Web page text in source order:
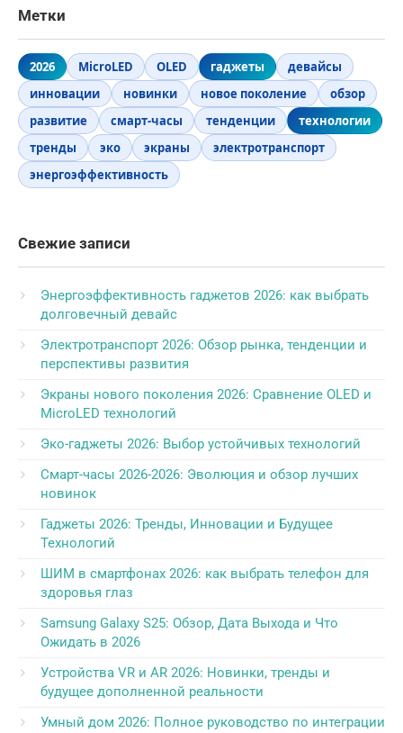
Метки
2026 MicroLED OLED гаджеты
девайсы
инновации
новинки новое поколение
обзор
развитие
смарт-часы тенденции
технологии
тренды
эко экраны
электротранспорт
энергоэффективность
Свежие записи
Энергоэффективность гаджетов 2026: как выбрать
долговечный девайс
Электротранспорт 2026: Обзор рынка, тенденции и
перспективы развития
Экраны нового поколения 2026: Сравнение OLED и
MicroLED технологий
Эко-гаджеты 2026: Выбор устойчивых технологий
Смарт-часы 2026-2026: Эволюция и обзор лучших
новинок
Гаджеты 2026: Тренды, Инновации и Будущее
Технологий
ШИМ в смартфонах 2026: как выбрать телефон для
здоровья глаз
Samsung Galaxy S25: Обзор, Дата Выхода и Что
Ожидать в 2026
Устройства VR и AR 2026: Новинки, тренды и
будущее дополненной реальности
Умный дом 2026: Полное руководство по интеграции